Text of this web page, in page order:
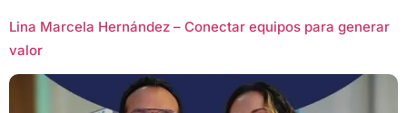
Lina Marcela Hernández – Conectar equipos para generar
valor